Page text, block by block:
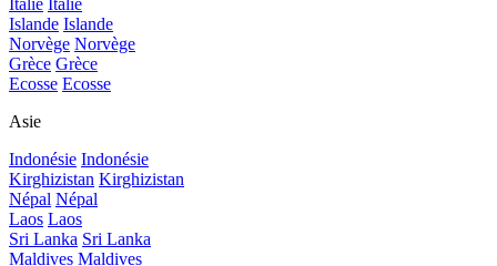
Italie Italie
Islande Islande
Norvège Norvège
Grèce Grèce
Ecosse Ecosse
Asie
Indonésie Indonésie
Kirghizistan Kirghizistan
Népal Népal
Laos Laos
Sri Lanka Sri Lanka
Maldives Maldives